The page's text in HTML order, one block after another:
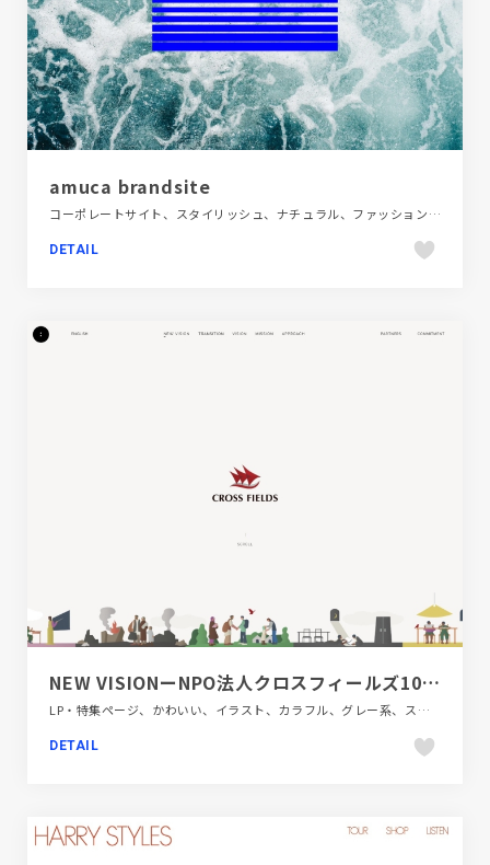
amuca brandsite
コーポレートサイト、スタイリッシュ、ナチュラル、ファッション・ビューティー、ブランド・サービスサイト、ブルー系、ベージュ・ゴールド系、ポップ、モーション多め、大きめ写真、第一次産業・SDGs・地方創生
DETAIL
NEW VISIONーNPO法人クロスフィールズ10周年特設サイト
LP・特集ページ、かわいい、イラスト、カラフル、グレー系、スクロールエフェクト、ダイナミック、ブランド・サービスサイト、ベージュ・ゴールド系、ホワイト系、ポップ、モーション多め、地域・団体・活動
DETAIL